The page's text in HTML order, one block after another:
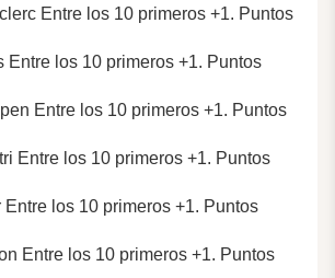
Entre los 10 primeros +1. Puntos
Entre los 10 primeros +1. Puntos
Entre los 10 primeros +1. Puntos
Entre los 10 primeros +1. Puntos
los 10 primeros +1. Puntos
Entre los 10 primeros +1. Puntos